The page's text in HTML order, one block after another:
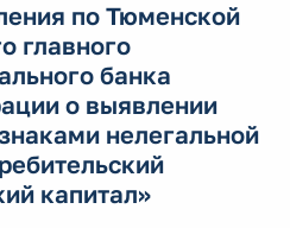
по Тюменской
главного
банка
о выявлении
нелегальной
капитал»